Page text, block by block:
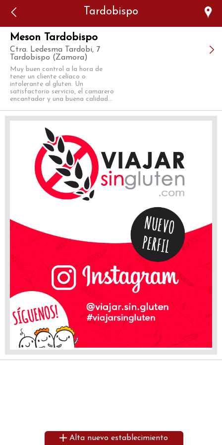
Tardobispo
Meson Tardobispo
Ctra. Ledesma Tardobi, 7
Tardobispo (Zamora)
Muy buen control a la hora de
tener un cliente celíaco o
intolerante al gluten. Un
satisfactorio servicio, el camarero
encantador y una buena calidad...
Alta nuevo establecimiento
Error: The domain WWW.VIAJARSINGLUTEN.COM is not
authorized to show the cookie declaration for domain group
ID 546ddaab-b478-4440-aa8a-3b0205284212. Please add it to
the domain group in the Cookiebot Manager to authorize
the domain.